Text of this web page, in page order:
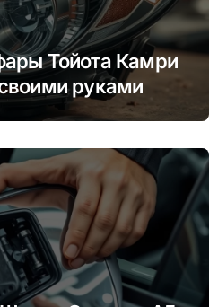
Тойота Камри
руками